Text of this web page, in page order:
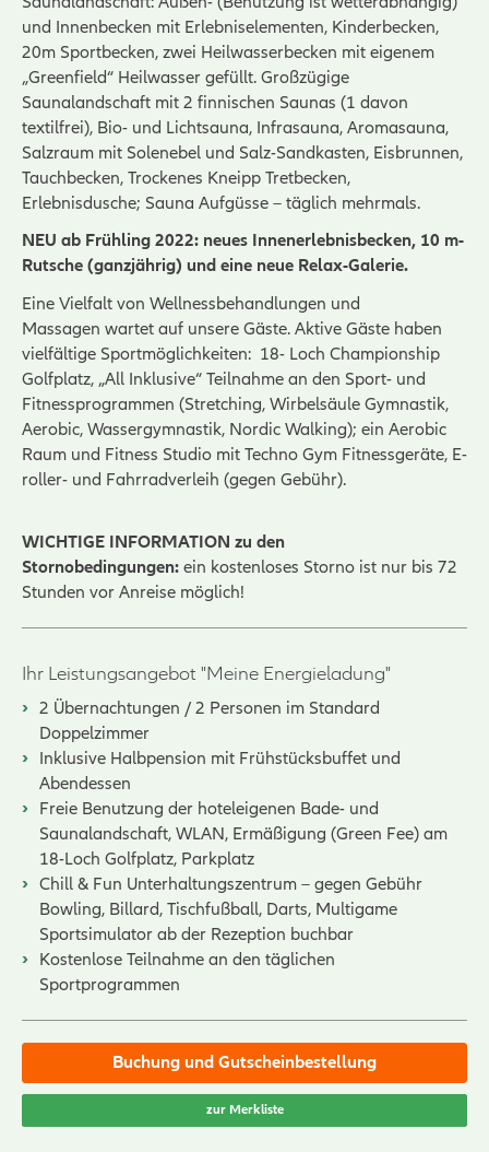
und Innenbecken mit Erlebniselementen, Kinderbecken,
20m Sportbecken, zwei Heilwasserbecken mit eigenem
„Greenfield“ Heilwasser gefüllt. Großzügige
Saunalandschaft mit 2 finnischen Saunas (1 davon
textilfrei), Bio- und Lichtsauna, Infrasauna, Aromasauna,
Salzraum mit Solenebel und Salz-Sandkasten, Eisbrunnen,
Tauchbecken, Trockenes Kneipp Tretbecken,
Erlebnisdusche; Sauna Aufgüsse – täglich mehrmals.
NEU ab Frühling 2022: neues Innenerlebnisbecken, 10 m-
Rutsche (ganzjährig) und eine neue Relax-Galerie.
Eine Vielfalt von Wellnessbehandlungen und
Massagen wartet auf unsere Gäste. Aktive Gäste haben
vielfältige Sportmöglichkeiten: 18- Loch Championship
Golfplatz, „All Inklusive“ Teilnahme an den Sport- und
Fitnessprogrammen (Stretching, Wirbelsäule Gymnastik,
Aerobic, Wassergymnastik, Nordic Walking); ein Aerobic
Raum und Fitness Studio mit Techno Gym Fitnessgeräte, E-
roller- und Fahrradverleih (gegen Gebühr).
WICHTIGE INFORMATION zu den
Stornobedingungen: ein kostenloses Storno ist nur bis 72
Stunden vor Anreise möglich!
Ihr Leistungsangebot "Meine Energieladung"
2 Übernachtungen / 2 Personen im Standard
Doppelzimmer
Inklusive Halbpension mit Frühstücksbuffet und
Abendessen
Freie Benutzung der hoteleigenen Bade- und
Saunalandschaft, WLAN, Ermäßigung (Green Fee) am
18-Loch Golfplatz, Parkplatz
Chill & Fun Unterhaltungszentrum – gegen Gebühr
Bowling, Billard, Tischfußball, Darts, Multigame
Sportsimulator ab der Rezeption buchbar
Kostenlose Teilnahme an den täglichen
Sportprogrammen
Buchung und Gutscheinbestellung
zur Merkliste